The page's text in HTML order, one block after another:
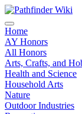
Home
AY Honors
All Honors
Arts, Crafts, and
Health and Science
Household Arts
Nature
Outdoor Industries